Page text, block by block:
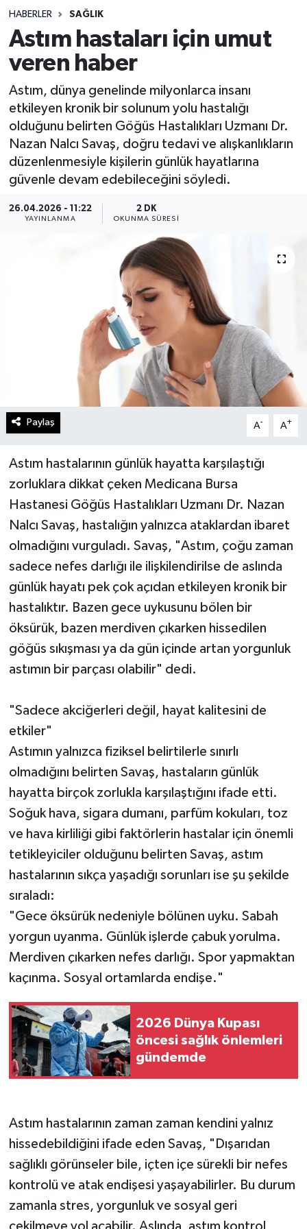
HABERLER SAĞLIK
Astım hastaları için umut
veren haber
Astım, dünya genelinde milyonlarca insanı
etkileyen kronik bir solunum yolu hastalığı
olduğunu belirten Göğüs Hastalıkları Uzmanı Dr.
Nazan Nalcı Savaş, doğru tedavi ve alışkanlıkların
düzenlenmesiyle kişilerin günlük hayatlarına
güvenle devam edebileceğini söyledi.
26.04.2026 - 11:22
YAYINLANMA
2 DK
OKUNMA SÜRESI
Paylaş A- A+
Astım hastalarının günlük hayatta karşılaştığı
zorluklara dikkat çeken Medicana Bursa
Hastanesi Göğüs Hastalıkları Uzmanı Dr. Nazan
Nalcı Savaş, hastalığın yalnızca ataklardan ibaret
olmadığını vurguladı. Savaş, "Astım, çoğu zaman
sadece nefes darlığı ile ilişkilendirilse de aslında
günlük hayatı pek çok açıdan etkileyen kronik bir
hastalıktır. Bazen gece uykusunu bölen bir
öksürük, bazen merdiven çıkarken hissedilen
göğüs sıkışması ya da gün içinde artan yorgunluk
astımın bir parçası olabilir" dedi.
"Sadece akciğerleri değil, hayat kalitesini de
etkiler"
Astımın yalnızca fiziksel belirtilerle sınırlı
olmadığını belirten Savaş, hastaların günlük
hayatta birçok zorlukla karşılaştığını ifade etti.
Soğuk hava, sigara dumanı, parfüm kokuları, toz
ve hava kirliliği gibi faktörlerin hastalar için önemli
tetikleyiciler olduğunu belirten Savaş, astım
hastalarının sıkça yaşadığı sorunları ise şu şekilde
sıraladı:
"Gece öksürük nedeniyle bölünen uyku. Sabah
yorgun uyanma. Günlük işlerde çabuk yorulma.
Merdiven çıkarken nefes darlığı. Spor yapmaktan
kaçınma. Sosyal ortamlarda endişe."
2026 Dünya Kupası
öncesi sağlık önlemleri
gündemde
Astım hastalarının zaman zaman kendini yalnız
hissedebildiğini ifade eden Savaş, "Dışarıdan
sağlıklı görünseler bile, içten içe sürekli bir nefes
kontrolü ve atak endişesi yaşayabilirler. Bu durum
zamanla stres, yorgunluk ve sosyal geri
Spor
Teknoloji
Yaşam